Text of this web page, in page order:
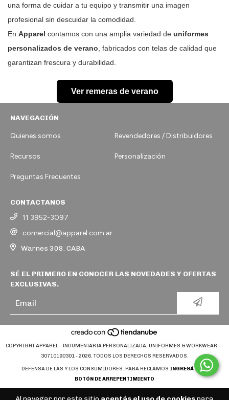
una forma de cuidar a tu equipo y transmitir una imagen
profesional sin descuidar la comodidad.
En Apparel contamos con una amplia variedad de uniformes
personalizados de verano , fabricados con telas de calidad que
garantizan frescura y durabilidad.
Ver remeras de verano
NAVEGACIÓN
Quienes somos Revendedores / Distribuidores
Recursos Personalización
Preguntas Frecuentes
CONTACTANOS
11 3952-3097
comercial@apparel.com.ar
Warnes 308. CABA
SÉ EL PRIMERO EN CONOCER LAS NOVEDADES Y OFERTAS
EXCLUSIVAS.
COPYRIGHT APPAREL - INDUMENTARIA PERSONALIZADA, UNIFORMES & WORKWEAR - -
30710190301 - 2026. TODOS LOS DERECHOS RESERVADOS.
DEFENSA DE LAS Y LOS CONSUMIDORES. PARA RECLAMOS INGRESÁ ACÁ.
BOTÓN DE ARREPENTIMIENTO